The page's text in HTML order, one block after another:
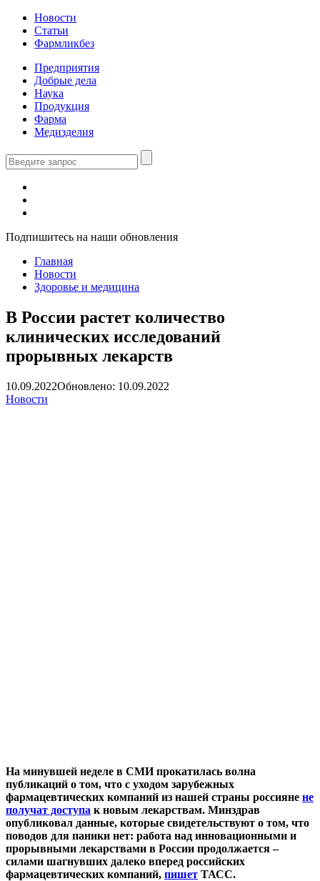
Новости
Статьи
Фармликбез
Предприятия
Добрые дела
Наука
Продукция
Фарма
Медизделия
Подпишитесь на наши обновления
Главная
Новости
Здоровье и медицина
В России растет количество
клинических исследований
прорывных лекарств
10.09.2022Обновлено: 10.09.2022
Новости
На минувшей неделе в СМИ прокатилась волна
публикаций о том, что с уходом зарубежных
фармацевтических компаний из нашей страны россияне не
получат доступа к новым лекарствам. Минздрав
опубликовал данные, которые свидетельствуют о том, что
поводов для паники нет: работа над инновационными и
прорывными лекарствами в России продолжается –
силами шагнувших далеко вперед российских
фармацевтических компаний, пишет ТАСС.